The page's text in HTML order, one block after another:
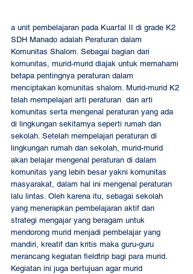
a unit pembelajaran pada Kuartal II di grade K2
SDH Manado adalah Peraturan dalam
Komunitas Shalom. Sebagai bagian dari
komunitas, murid-murid diajak untuk memahami
betapa pentingnya peraturan dalam
menciptakan komunitas shalom. Murid-murid K2
telah mempelajari arti peraturan  dan arti
komunitas serta mengenal peraturan yang ada
di lingkungan sekitarnya seperti rumah dan
sekolah. Setelah mempelajari peraturan di
lingkungan rumah dan sekolah, murid-murid
akan belajar mengenal peraturan di dalam
komunitas yang lebih besar yakni komunitas
masyarakat, dalam hal ini mengenal peraturan
lalu lintas. Oleh karena itu, sebagai sekolah
yang menerapkan pembelajaran aktif dan
strategi mengajar yang beragam untuk
mendorong murid menjadi pembelajar yang
mandiri, kreatif dan kritis maka guru-guru
merancang kegiatan fieldtrip bagi para murid.
Kegiatan ini juga bertujuan agar murid